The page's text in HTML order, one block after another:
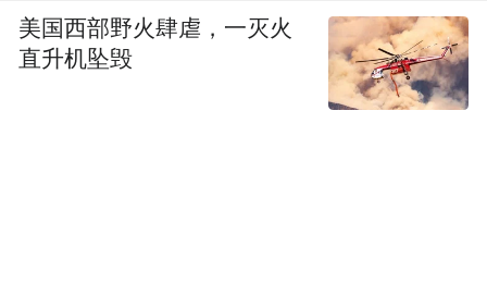
美国西部野火肆虐，一灭火
直升机坠毁